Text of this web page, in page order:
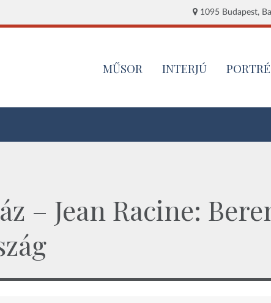
1095 Budapest,
MŰSOR INTERJÚ PORTRÉ
– Jean Racine: